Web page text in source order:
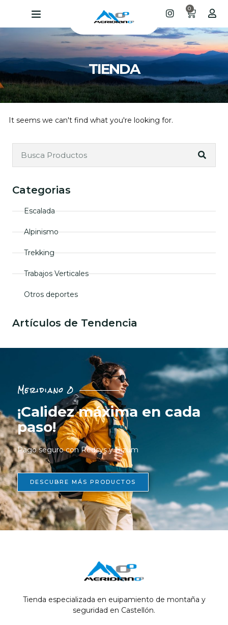
0
TIENDA
Categorias
Escalada
Alpinismo
Trekking
Trabajos Verticales
Otros deportes
Artículos de Tendencia
It seems we can't find what you're looking for.
Meridiano 0
¡Calidez máxima en cada
paso!
Pago seguro con Redsys y Bizum
DESCUBRE MÁS PRODUCTOS
Tienda especializada en euipamiento de montaña y
seguridad en Castellón.